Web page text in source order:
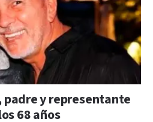
padre y representante
68 años